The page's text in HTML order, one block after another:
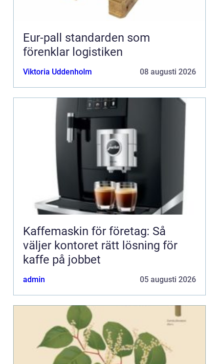
Eur-pall standarden som
förenklar logistiken
Viktoria Uddenholm 08 augusti 2026
Kaffemaskin för företag: Så
väljer kontoret rätt lösning för
kaffe på jobbet
admin 05 augusti 2026